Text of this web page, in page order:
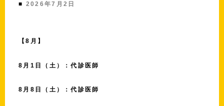
■ 2026年7月2日
【8月】
8月1日（土）：代診医師
8月8日（土）：代診医師